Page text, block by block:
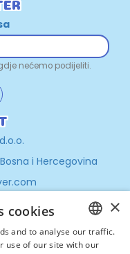
nećemo podijeliti.
i Hercegovina
CROATIAN
×
cookies
and to analyse our traffic.
use of our site with our